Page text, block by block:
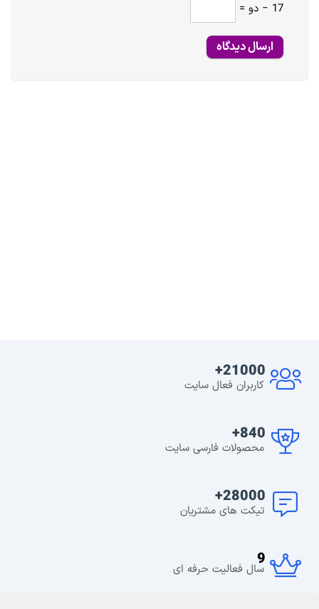
17 − دو =
21000+
کاربران فعال سایت
840+
محصولات فارسی سایت
28000+
تیکت های مشتریان
9
سال فعالیت حرفه ای